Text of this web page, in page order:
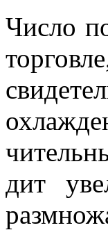
Число
дит